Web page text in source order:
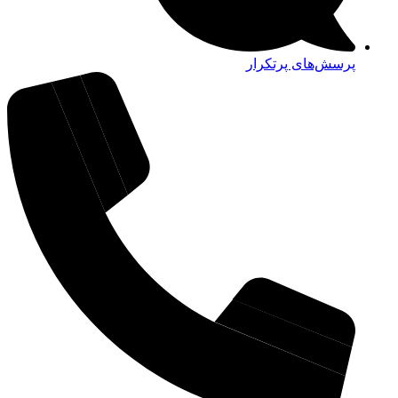
پرسش‌های پرتکرار